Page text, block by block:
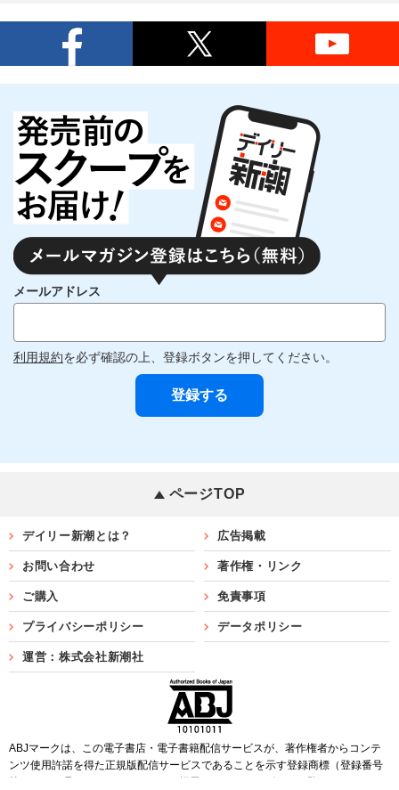
メールアドレス
利用規約を必ず確認の上、登録ボタンを押してください。
ページTOP
デイリー新潮とは？ 広告掲載
お問い合わせ 著作権・リンク
ご購入 免責事項
プライバシーポリシー データポリシー
運営：株式会社新潮社
ABJマークは、この電子書店・電子書籍配信サービスが、著作権者からコンテ
ンツ使用許諾を得た正規版配信サービスであることを示す登録商標（登録番号
第6091713号）です。ABJマークを掲示しているサービスの一覧は